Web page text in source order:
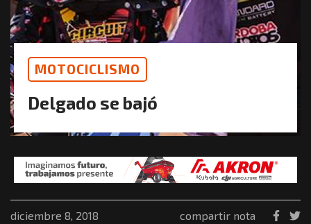
MOTOCICLISMO
Delgado se bajó
diciembre 8, 2018 compartir nota